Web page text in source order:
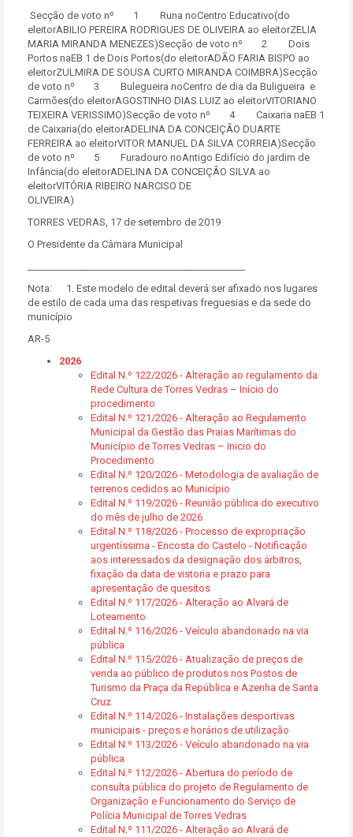
Secção de voto nº 1 Runa noCentro Educativo(do
eleitorABILIO PEREIRA RODRIGUES DE OLIVEIRA ao eleitorZELIA
MARIA MIRANDA MENEZES)Secção de voto nº 2 Dois
Portos naEB 1 de Dois Portos(do eleitorADÃO FARIA BISPO ao
eleitorZULMIRA DE SOUSA CURTO MIRANDA COIMBRA)Secção
de voto nº 3 Bulegueira noCentro de dia da Buligueira e
Carmões(do eleitorAGOSTINHO DIAS LUIZ ao eleitorVITORIANO
TEIXEIRA VERISSIMO)Secção de voto nº 4 Caixaria naEB 1
de Caixaria(do eleitorADELINA DA CONCEIÇÃO DUARTE
FERREIRA ao eleitorVITOR MANUEL DA SILVA CORREIA)Secção
de voto nº 5 Furadouro noAntigo Edifício do jardim de
Infância(do eleitorADELINA DA CONCEIÇÃO SILVA ao
eleitorVITÓRIA RIBEIRO NARCISO DE
OLIVEIRA)
TORRES VEDRAS, 17 de setembro de 2019
O Presidente da Câmara Municipal
Nota: 1. Este modelo de edital deverá ser afixado nos lugares
de estilo de cada uma das respetivas freguesias e da sede do
município
AR-5
2026
Edital N.º 122/2026 - Alteração ao regulamento da
Rede Cultura de Torres Vedras – Início do
procedimento
Edital N.º 121/2026 - Alteração ao Regulamento
Municipal da Gestão das Praias Marítimas do
Município de Torres Vedras – Inicio do
Procedimento
Edital N.º 120/2026 - Metodologia de avaliação de
terrenos cedidos ao Município
Edital N.º 119/2026 - Reunião pública do executivo
do mês de julho de 2026
Edital N.º 118/2026 - Processo de expropriação
urgentíssima - Encosta do Castelo - Notificação
aos interessados da designação dos árbitros,
fixação da data de vistoria e prazo para
apresentação de quesitos
Edital N.º 117/2026 - Alteração ao Alvará de
Loteamento
Edital N.º 116/2026 - Veículo abandonado na via
pública
Edital N.º 115/2026 - Atualização de preços de
venda ao público de produtos nos Postos de
Turismo da Praça da República e Azenha de Santa
Cruz
Edital N.º 114/2026 - Instalações desportivas
municipais - preços e horários de utilização
Edital N.º 113/2026 - Veículo abandonado na via
pública
Edital N.º 112/2026 - Abertura do período de
consulta pública do projeto de Regulamento de
Organização e Funcionamento do Serviço de
Polícia Municipal de Torres Vedras
Edital N.º 111/2026 - Alteração ao Alvará de